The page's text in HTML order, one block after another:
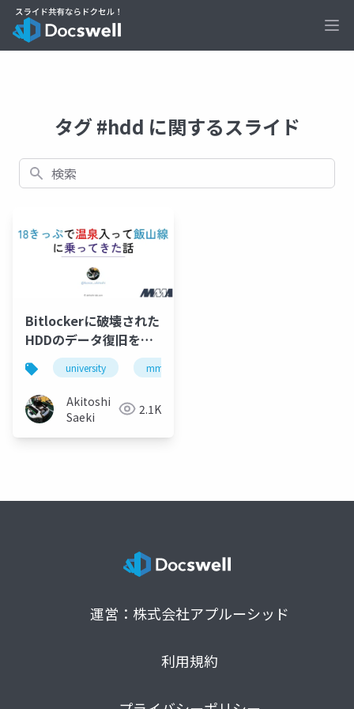
タグ #hdd に関するスライド
検索
Bitlockerに破壊された
HDDのデータ復旧をし
た話
university mma
Akitoshi
Saeki
2.1K
運営：株式会社アプルーシッド
利用規約